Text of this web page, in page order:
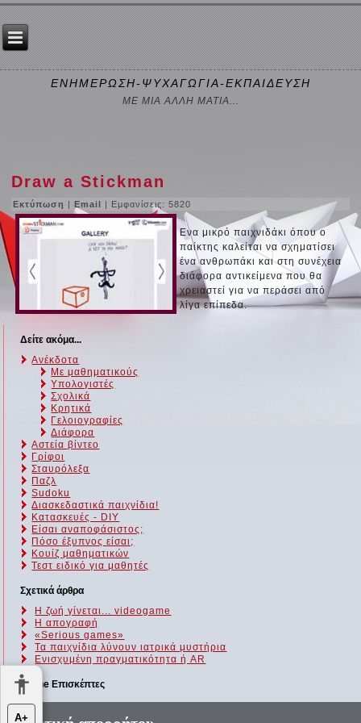
ΕΝΗΜΕΡΩΣΗ-ΨΥΧΑΓΩΓΙΑ-ΕΚΠΑΙΔΕΥΣΗ
ΜΕ ΜΙΑ ΑΛΛΗ ΜΑΤΙΑ...
Draw a Stickman
Εκτύπωση |Email | Εμφανίσεις: 5820
Ενα μικρό παιχνιδάκι όπου ο
παίκτης καλείται να σχηματίσει
ένα ανθρωπάκι και στη συνέχεια
διάφορα αντικείμενα που θα
χρειαστεί για να περάσει από
λίγα επίπεδα.
Δείτε ακόμα...
Ανέκδοτα
Με μαθηματικούς
Υπολογιστές
Σχολικά
Κρητικά
Γελοιογραφίες
Διάφορα
Αστεία βίντεο
Γρίφοι
Σταυρόλεξα
Παζλ
Sudoku
Διασκεδαστικά παιχνίδια!
Κατασκευές - DIY
Είσαι αναποφάσιστος;
Πόσο έξυπνος είσαι;
Kουίζ μαθηματικών
Τεστ ειδικό για μαθητές
Σχετικά άρθρα
Η ζωή γίνεται... videogame
Η απογραφή
«Serious games»
Τα παιχνίδια λύνουν ιατρικά μυστήρια
Ενισχυμένη πραγματικότητα ή AR
Online Επισκέπτες
Αυτήν τη στιγμή επισκέπτονται τον ιστότοπό μας 237 guests και
Α+